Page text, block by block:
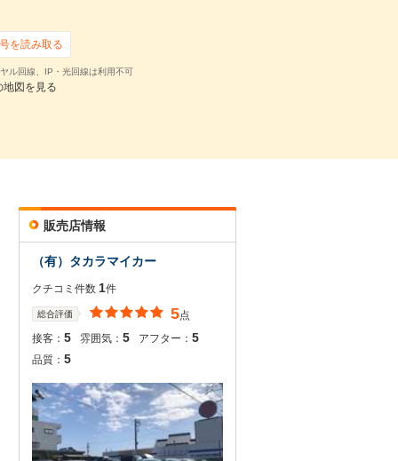
を読み取る
ル回線、IP・光回線は利用不可
地図を見る
販売店情報
（有）タカラマイカー
クチコミ件数 1件
総合評価 5点
接客： 5 雰囲気： 5 アフター： 5
品質： 5